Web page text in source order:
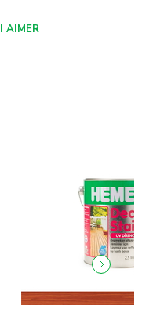
AIMER